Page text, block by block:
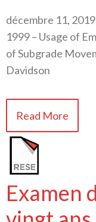
décembre 11, 2019
1999 – Usage of
of Subgrade
Davidson
Read More
Examen